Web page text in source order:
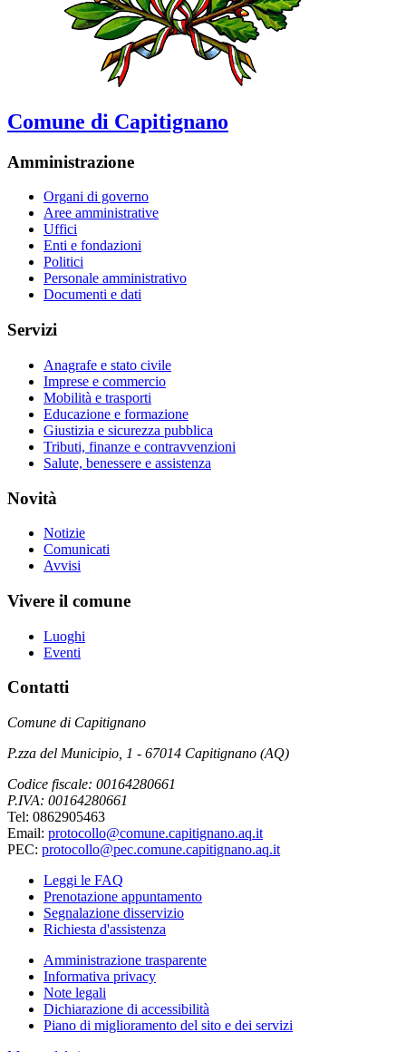
Comune di Capitignano
Amministrazione
Organi di governo
Aree amministrative
Uffici
Enti e fondazioni
Politici
Personale amministrativo
Documenti e dati
Servizi
Anagrafe e stato civile
Imprese e commercio
Mobilità e trasporti
Educazione e formazione
Giustizia e sicurezza pubblica
Tributi, finanze e contravvenzioni
Salute, benessere e assistenza
Novità
Notizie
Comunicati
Avvisi
Vivere il comune
Luoghi
Eventi
Contatti
Comune di Capitignano
P.zza del Municipio, 1 - 67014 Capitignano (AQ)
Codice fiscale: 00164280661
P.IVA: 00164280661
Tel: 0862905463
Email: protocollo@comune.capitignano.aq.it
PEC: protocollo@pec.comune.capitignano.aq.it
Leggi le FAQ
Prenotazione appuntamento
Segnalazione disservizio
Richiesta d'assistenza
Amministrazione trasparente
Informativa privacy
Note legali
Dichiarazione di accessibilità
Piano di miglioramento del sito e dei servizi